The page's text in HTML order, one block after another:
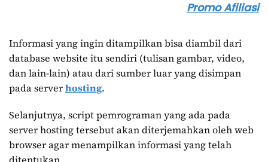
Promo Afiliasi
Informasi yang ingin ditampilkan bisa diambil dari
database website itu sendiri (tulisan gambar, video,
dan lain-lain) atau dari sumber luar yang disimpan
pada serverhosting.
Selanjutnya, script pemrograman yang ada pada
server hosting tersebut akan diterjemahkan oleh web
browser agar menampilkan informasi yang telah